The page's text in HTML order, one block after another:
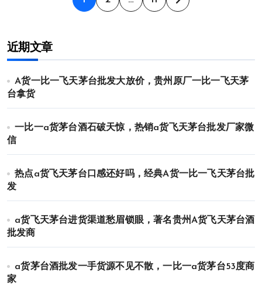
页
近期文章
A货一比一飞天茅台批发大放价，贵州原厂一比一飞天茅
台拿货
一比一a货茅台酒石破天惊，热销a货飞天茅台批发厂家微
信
热点a货飞天茅台口感还好吗，经典A货一比一飞天茅台批
发
a货飞天茅台进货渠道愁眉锁眼，著名贵州A货飞天茅台酒
批发商
a货茅台酒批发一手货源不见不散，一比一a货茅台53度商
家